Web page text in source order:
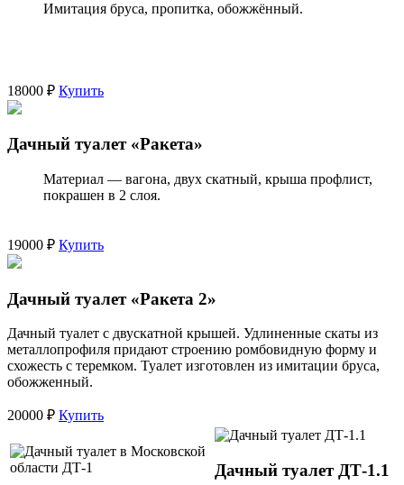
Имитация бруса, пропитка, обожжённый.
18000 ₽ Купить
Дачный туалет «Ракета»
Материал — вагона, двух скатный, крыша профлист,
покрашен в 2 слоя.
19000 ₽ Купить
Дачный туалет «Ракета 2»
Дачный туалет с двускатной крышей. Удлиненные скаты из
металлопрофиля придают строению ромбовидную форму и
схожесть с теремком. Туалет изготовлен из имитации бруса,
обожженный.
20000 ₽ Купить
Дачный туалет ДТ-1.1